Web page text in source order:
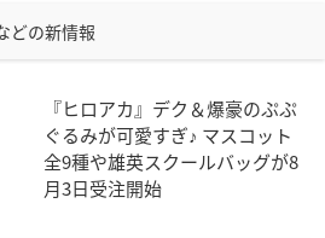
どの新情報
『ヒロアカ』デク＆爆豪のぷぷ
ぐるみが可愛すぎ♪ マスコット
全9種や雄英スクールバッグが8
月3日受注開始